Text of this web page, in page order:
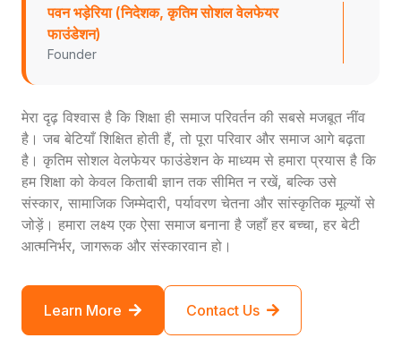
पवन भड़ेरिया (निदेशक, कृतिम सोशल वेलफेयर
फाउंडेशन)
Founder
मेरा दृढ़ विश्वास है कि शिक्षा ही समाज परिवर्तन की सबसे मजबूत नींव
है। जब बेटियाँ शिक्षित होती हैं, तो पूरा परिवार और समाज आगे बढ़ता
है। कृतिम सोशल वेलफेयर फाउंडेशन के माध्यम से हमारा प्रयास है कि
हम शिक्षा को केवल किताबी ज्ञान तक सीमित न रखें, बल्कि उसे
संस्कार, सामाजिक जिम्मेदारी, पर्यावरण चेतना और सांस्कृतिक मूल्यों से
जोड़ें। हमारा लक्ष्य एक ऐसा समाज बनाना है जहाँ हर बच्चा, हर बेटी
आत्मनिर्भर, जागरूक और संस्कारवान हो।
Learn More Contact Us